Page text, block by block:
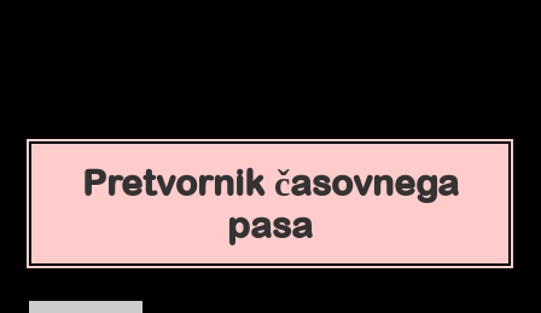
Pretvornik časovnega
pasa